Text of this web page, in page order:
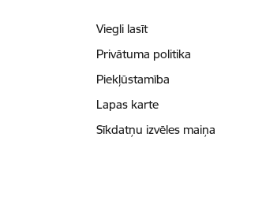
Viegli lasīt
Privātuma politika
Piekļūstamība
Lapas karte
Sīkdatņu izvēles maiņa